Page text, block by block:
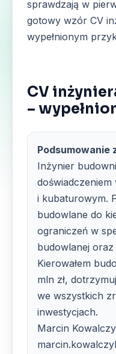
sprawdzają w
gotowy wzór CV
wypełnionym
CV
–
Podsumowanie
Inżynier
i kubaturowym.
budowlane do
ograniczeń w
budowlanej
Kierowałem
mln zł,
we wszystkich
inwestycjach.
Marcin